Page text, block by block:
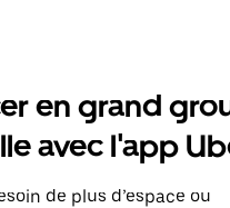
en grand
avec l'app
de plus d’espace ou